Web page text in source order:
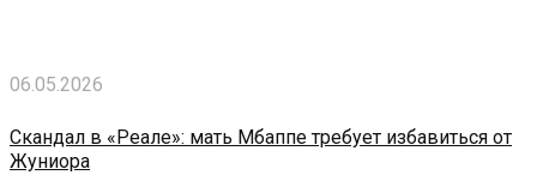
06.05.2026
Скандал в «Реале»: мать Мбаппе требует избавиться от
Жуниора